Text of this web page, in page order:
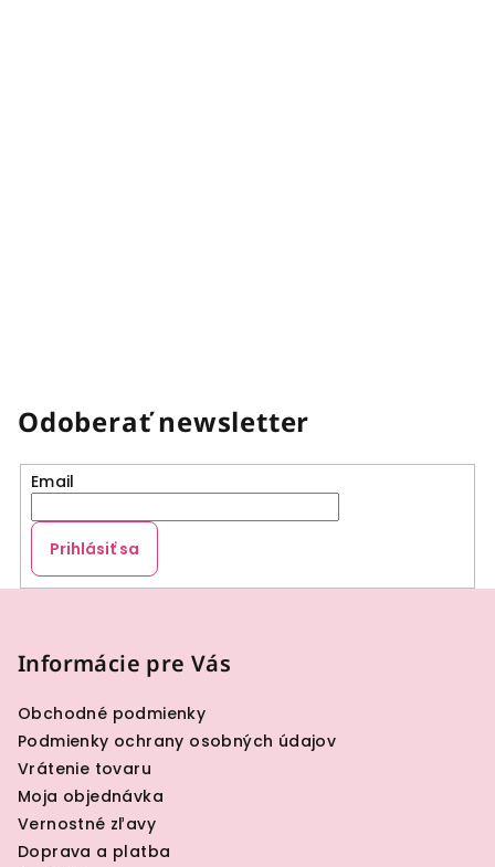
Odoberať newsletter
Email
Prihlásiť sa
Informácie pre Vás
Obchodné podmienky
Podmienky ochrany osobných údajov
Vrátenie tovaru
Moja objednávka
Vernostné zľavy
Doprava a platba